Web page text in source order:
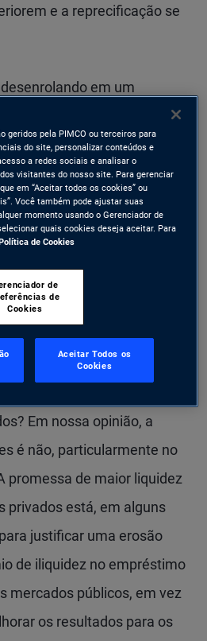
e a reprecificação se
em um
tão forte quanto em
a crise financeira global,
entre o empréstimo direto
público mais líquido se
levanta uma questão
adequadamente
Em nossa opinião, a
é não, particularmente no
promessa de maior liquidez
privados está, em alguns
justificar uma erosão
de iliquidez no empréstimo
mercados públicos, em vez
os resultados para os
geridos pela PIMCO ou terceiros para
do site, personalizar conteúdos e
a redes sociais e analisar o
visitantes do nosso site. Para gerenciar
em “Aceitar todos os cookies” ou
Você também pode ajustar suas
momento usando o Gerenciador de
quais cookies deseja aceitar. Para
de Cookies
de
de
Cookies
Aceitar Todos os
Cookies